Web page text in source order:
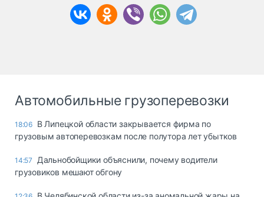
Автомобильные грузоперевозки
18:06 В Липецкой области закрывается фирма по
грузовым автоперевозкам после полутора лет убытков
14:57
Дальнобойщики объяснили, почему водители
грузовиков мешают обгону